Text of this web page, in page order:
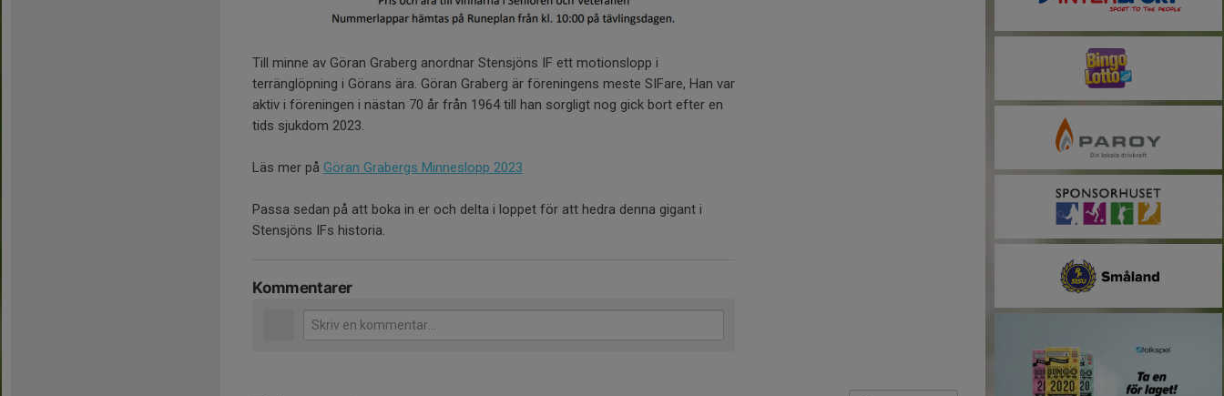
Till minne av Göran Graberg anordnar Stensjöns IF ett motionslopp i
terränglöpning i Görans ära. Göran Graberg är föreningens meste SIFare, Han var
aktiv i föreningen i nästan 70 år från 1964 till han sorgligt nog gick bort efter en
tids sjukdom 2023.
Läs mer på Göran Grabergs Minneslopp 2023
Passa sedan på att boka in er och delta i loppet för att hedra denna gigant i
Stensjöns IFs historia.
Kommentarer